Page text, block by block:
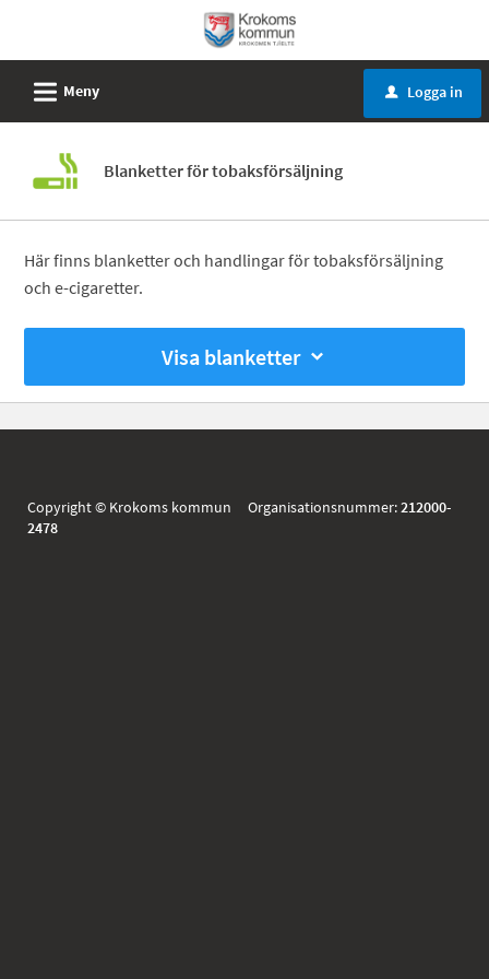
tjänster
Krokoms
kommun
L Meny u Logga in
Blanketter för tobaksförsäljning
Här finns blanketter och handlingar för tobaksförsäljning
och e-cigaretter.
Visa blanketter
Copyright © Krokoms kommun Organisationsnummer:212000-
2478